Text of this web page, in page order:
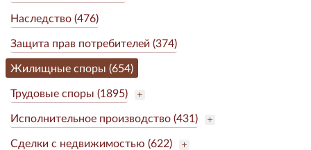
Наследство (476)
Защита прав потребителей (374)
Жилищные споры (654)
Трудовые споры (1895)
Исполнительное производство (431)
Сделки с недвижимостью (622)